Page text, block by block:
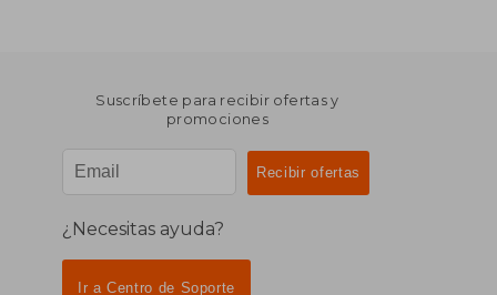
Suscríbete para recibir ofertas y
promociones
¿Necesitas ayuda?
Ir a Centro de Soporte